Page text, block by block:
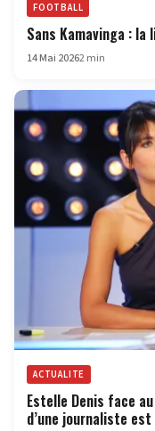
FOOTBALL
Sans Kamavinga :
14 Mai 20262 min
ACTUALITE
Estelle Denis face
d’une journaliste